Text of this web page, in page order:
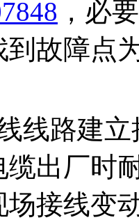
，必
故障点
线路建
缆出厂时
场接线变